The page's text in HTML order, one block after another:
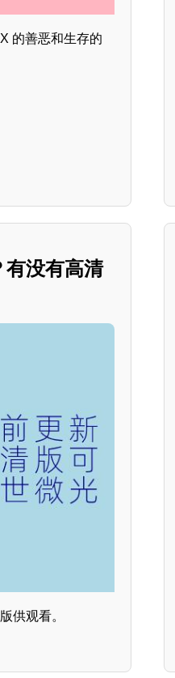
的善恶和生存的
有没有高清
供观看。